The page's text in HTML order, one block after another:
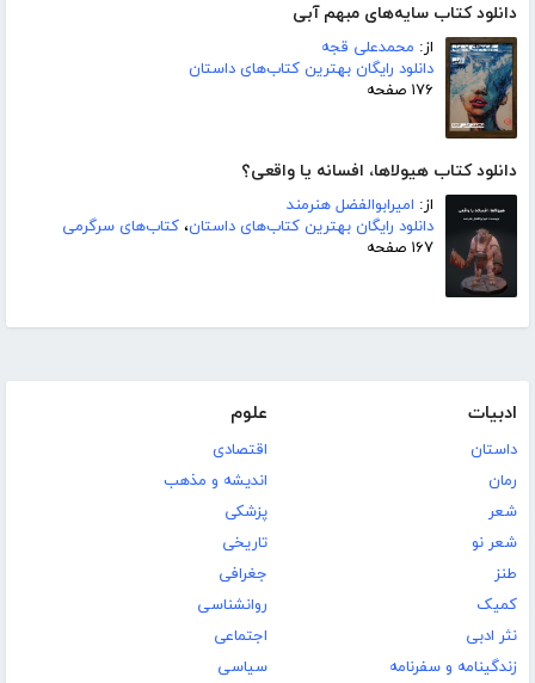
دانلود کتاب سایه‌های مبهم آبی
از: محمدعلی قجه
دانلود رایگان بهترین کتاب‌های داستان
۱۷۶ صفحه
دانلود کتاب هیولاها، افسانه یا واقعی؟
از: امیرابوالفضل هنرمند
دانلود رایگان بهترین کتاب‌های داستان، کتاب‌های سرگرمی
۱۶۷ صفحه
ادبیات
داستان
رمان
شعر
شعر نو
طنز
کمیک
نثر ادبی
زندگینامه و سفرنامه
علوم
اقتصادی
اندیشه و مذهب
پزشکی
تاریخی
جغرافی
روانشناسی
اجتماعی
سیاسی